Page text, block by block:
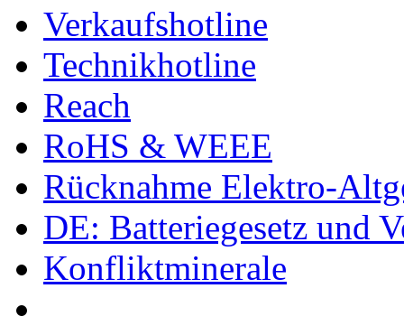
Verkaufshotline
Technikhotline
Reach
RoHS & WEEE
Rücknahme Elektro-
DE: Batteriegesetz und
Konfliktminerale